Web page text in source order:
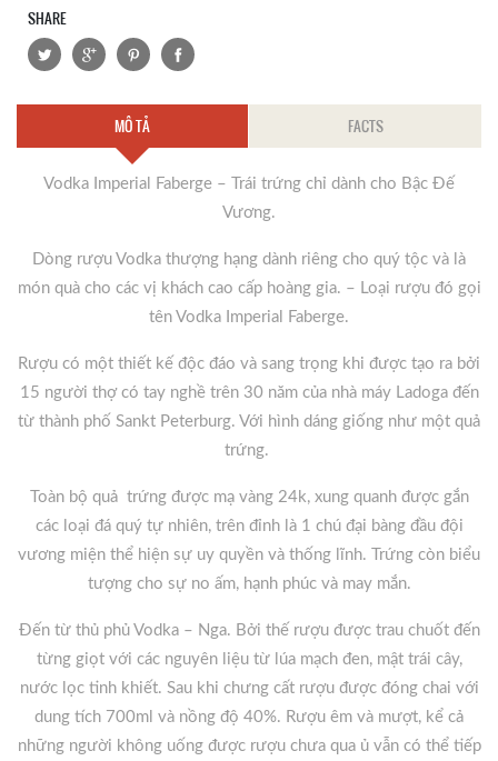
SHARE
MÔ TẢ FACTS
Vodka Imperial Faberge – Trái trứng chỉ dành cho Bậc Đế
Vương.
Dòng rượu Vodka thượng hạng dành riêng cho quý tộc và là
món quà cho các vị khách cao cấp hoàng gia. – Loại rượu đó gọi
tên Vodka Imperial Faberge.
Rượu có một thiết kế độc đáo và sang trọng khi được tạo ra bởi
15 người thợ có tay nghề trên 30 năm của nhà máy Ladoga đến
từ thành phố Sankt Peterburg. Với hình dáng giống như một quả
trứng.
Toàn bộ quả trứng được mạ vàng 24k, xung quanh được gắn
các loại đá quý tự nhiên, trên đỉnh là 1 chú đại bàng đầu đội
vương miện thể hiện sự uy quyền và thống lĩnh. Trứng còn biểu
tượng cho sự no ấm, hạnh phúc và may mắn.
Đến từ thủ phủ Vodka – Nga. Bởi thế rượu được trau chuốt đến
từng giọt với các nguyên liệu từ lúa mạch đen, mật trái cây,
nước lọc tinh khiết. Sau khi chưng cất rượu được đóng chai với
dung tích 700ml và nồng độ 40%. Rượu êm và mượt, kể cả
những người không uống được rượu chưa qua ủ vẫn có thể tiếp